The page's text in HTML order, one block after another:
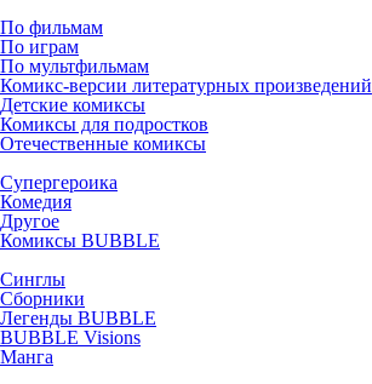
По фильмам
По играм
По мультфильмам
Комикс-версии литературных произведений
Детские комиксы
Комиксы для подростков
Отечественные комиксы
Супергероика
Комедия
Другое
Комиксы BUBBLE
Синглы
Сборники
Легенды BUBBLE
BUBBLE Visions
Манга